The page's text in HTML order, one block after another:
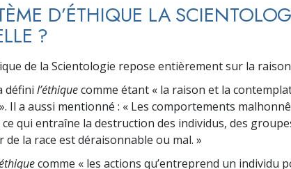
Organisations avancées
Base à terre de Flag
Freewinds
Apporter la Scientologie au monde
entier
David Miscavige — Chef ecclésiastique
Criminon
La vérité sur la
Tous unis pour les
La Commission des
D’ÉTHIQUE LA
?
de la Scientologie repose entièrement sur la
défini l’éthiquecomme étant « la raison et la
Il a aussi mentionné : « Les comportements
qui entraîne la destruction des individus, des
de la race est déraisonnable ou mal. »
comme « les actions qu’entreprend un individu